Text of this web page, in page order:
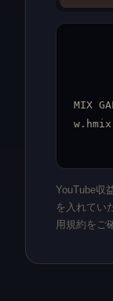
MIX
YouTube収
を入れてい
用規約をご